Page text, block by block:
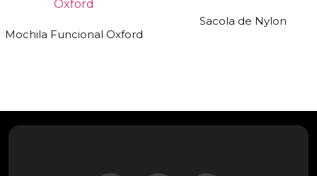
Mochila Funcional Oxford
Sacola de Nylon